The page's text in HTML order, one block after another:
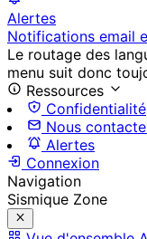
Alertes
Notifications email
Le routage des
menu suit donc
Ressources
Confidentialité
Nous
Alertes
Connexion
Navigation
Sismique Zone